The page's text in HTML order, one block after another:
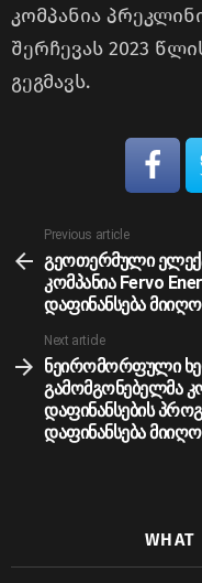
კომპანია
შერჩევას 2023
გეგმავს.
more
Previous article
გეოთერმული
კომპანია Fervo
დაფინანსება მიიღო
Next article
ნეირომორფული
გამომგონებელმა
დაფინანსების
დაფინანსება მიიღო